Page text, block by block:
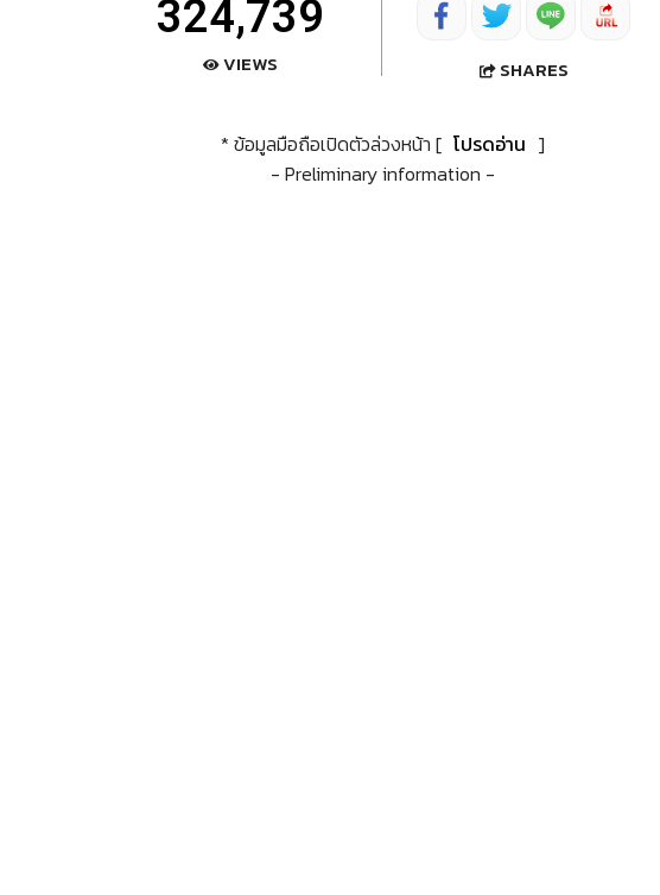
324,739
VIEWS SHARES
* ข้อมูลมือถือเปิดตัวล่วงหน้า [ โปรดอ่าน ]
- Preliminary information -